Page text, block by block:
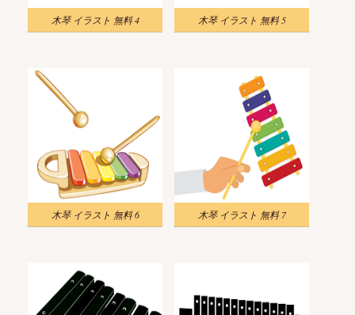
木琴 イラスト 無料 4 木琴 イラスト 無料 5
木琴 イラスト 無料 6 木琴 イラスト 無料 7